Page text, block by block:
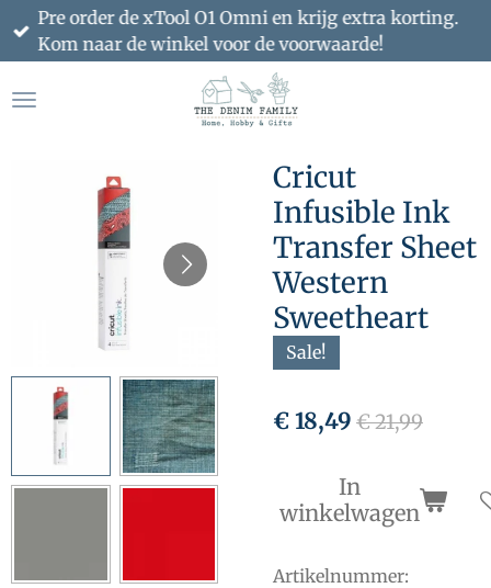
Ga
direct
de
Pre order de xTool O1 Omni en krijg extra korting.
Kom naar de winkel voor de voorwaarde!
Cricut
Infusible Ink
Transfer Sheet
Western
Sweetheart
Sale!
€ 18,49 € 21,99
In
winkelwagen
Artikelnummer: